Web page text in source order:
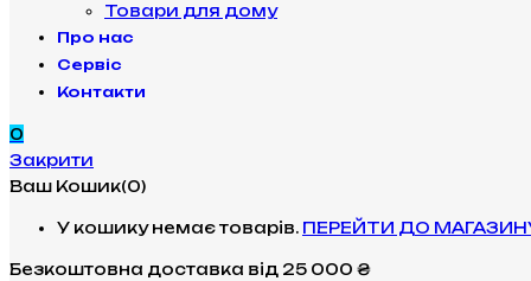
Товари для дому
Про нас
Сервіс
Контакти
0
Закрити
Ваш Кошик(0)
У кошику немає товарів. ПЕРЕЙТИ ДО
Безкоштовна доставка від 25 000 ₴